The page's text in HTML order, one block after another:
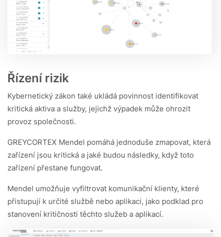
Řízení rizik
Kybernetický zákon také ukládá povinnost identifikovat
kritická aktiva a služby, jejichž výpadek může ohrozit
provoz společnosti.
GREYCORTEX Mendel pomáhá jednoduše zmapovat, která
zařízení jsou kritická a jaké budou následky, když toto
zařízení přestane fungovat.
Mendel umožňuje vyfiltrovat komunikační klienty, které
přistupují k určité službě nebo aplikaci, jako podklad pro
stanovení kritičnosti těchto služeb a aplikací.